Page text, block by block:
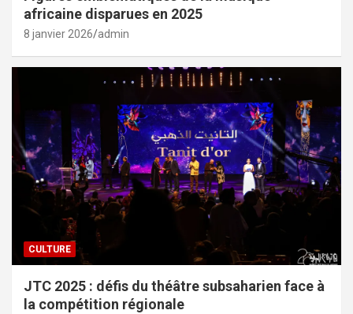
africaine disparues en 2025
8 janvier 2026 admin
CULTURE
JTC 2025 : défis du théâtre subsaharien face à
la compétition régionale